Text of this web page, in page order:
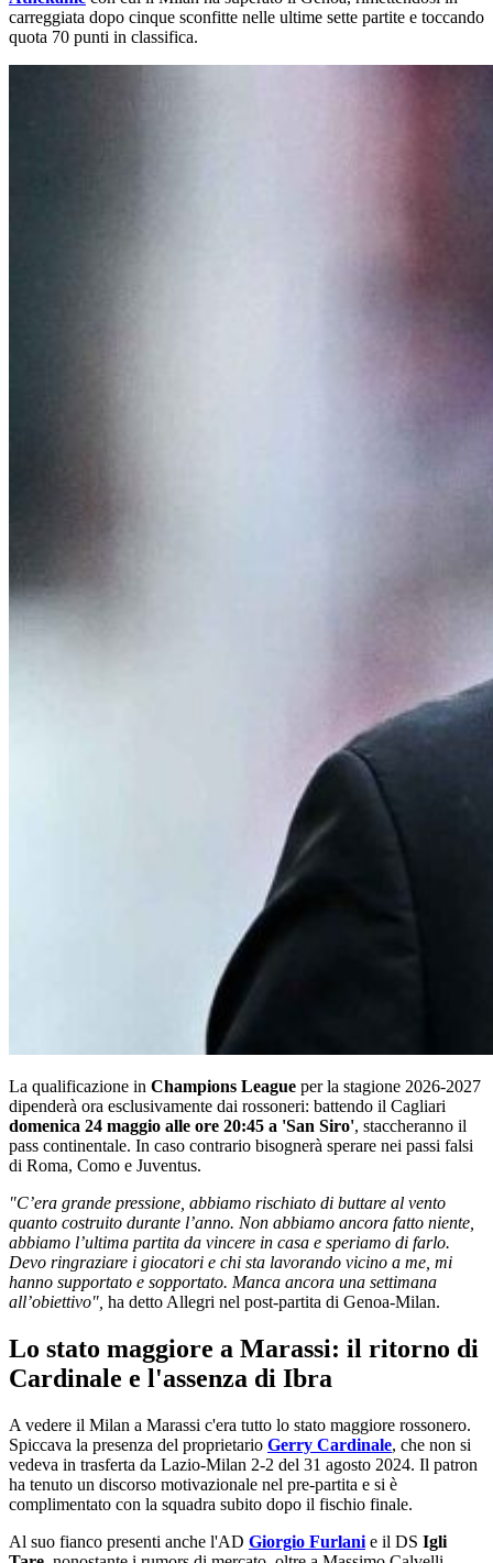
carreggiata dopo cinque sconfitte nelle ultime sette partite e toccando
quota 70 punti in classifica.
La qualificazione in Champions League per la stagione 2026-2027
dipenderà ora esclusivamente dai rossoneri: battendo il Cagliari
domenica 24 maggio alle ore 20:45 a 'San Siro', staccheranno il
pass continentale. In caso contrario bisognerà sperare nei passi falsi
di Roma, Como e Juventus.
"C’era grande pressione, abbiamo rischiato di buttare al vento
quanto costruito durante l’anno. Non abbiamo ancora fatto niente,
abbiamo l’ultima partita da vincere in casa e speriamo di farlo.
Devo ringraziare i giocatori e chi sta lavorando vicino a me, mi
hanno supportato e sopportato. Manca ancora una settimana
all’obiettivo", ha detto Allegri nel post-partita di Genoa-Milan.
Lo stato maggiore a Marassi: il ritorno di
Cardinale e l'assenza di Ibra
A vedere il Milan a Marassi c'era tutto lo stato maggiore rossonero.
Spiccava la presenza del proprietario Gerry Cardinale, che non si
vedeva in trasferta da Lazio-Milan 2-2 del 31 agosto 2024. Il patron
ha tenuto un discorso motivazionale nel pre-partita e si è
complimentato con la squadra subito dopo il fischio finale.
Al suo fianco presenti anche l'AD Giorgio Furlani e il DS Igli